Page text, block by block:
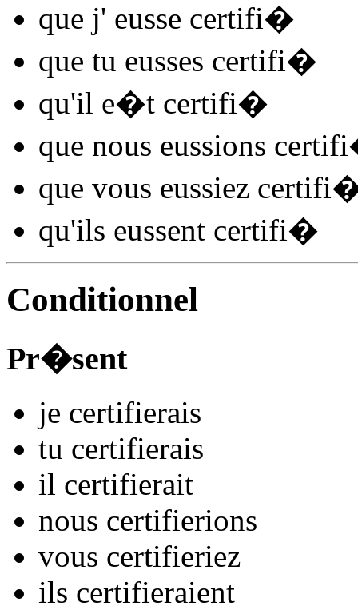
que j' eusse certifi�
que tu eusses certifi�
qu'il e�t certifi�
que nous eussions certifi
que vous eussiez certifi
qu'ils eussent certifi�
Conditionnel
Pr�sent
je certifierais
tu certifierais
il certifierait
nous certifierions
vous certifieriez
ils certifieraient